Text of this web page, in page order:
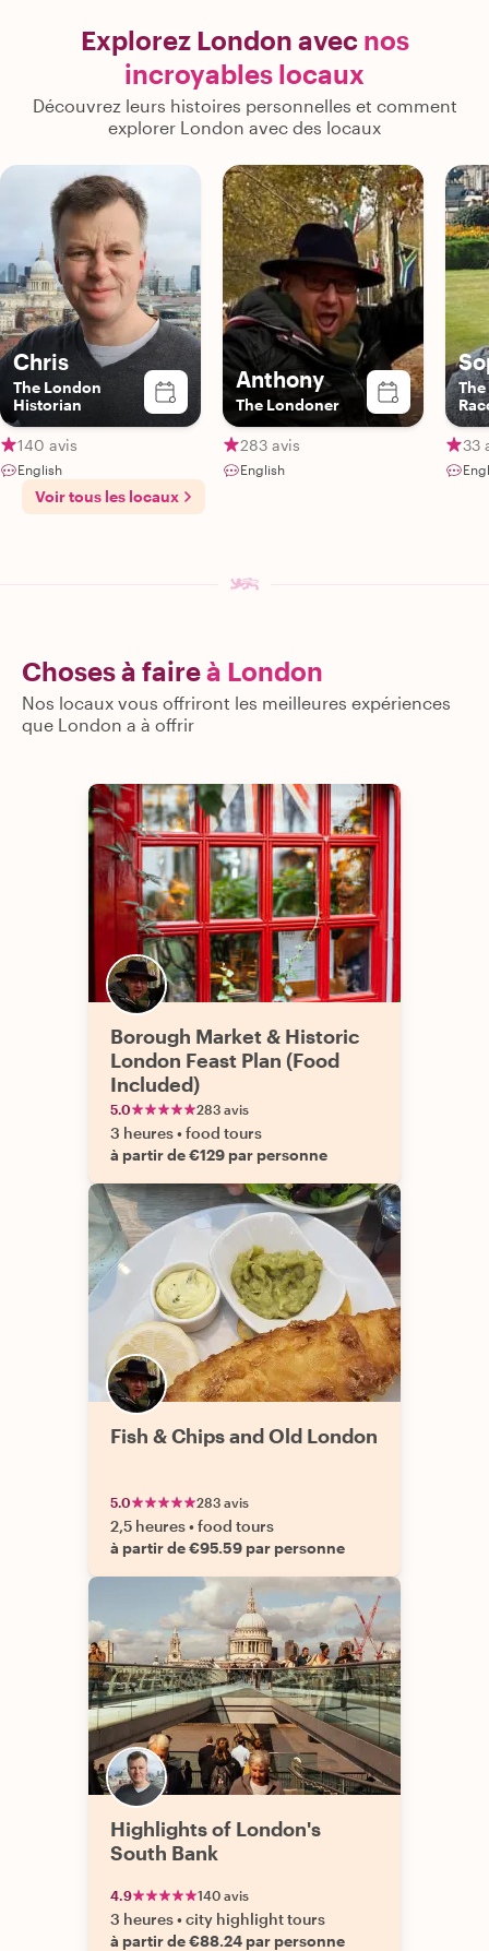
Explorez London avec nos
incroyables locaux
Découvrez leurs histoires personnelles et comment
explorer London avec des locaux
Chris
The London
Historian
140 avis
English
Anthony
The Londoner
283 avis
English
33
Voir tous les locaux
Choses à faireà London
Nos locaux vous offriront les meilleures expériences
que London a à offrir
Borough Market & Historic
London Feast Plan (Food
Included)
5.0 283 avis
3 heures•food tours
à partir de €129 par personne
Fish & Chips and Old London
5.0 283 avis
2,5 heures•food tours
à partir de €95.59 par personne
Highlights of London's
South Bank
4.9 140 avis
3 heures•city highlight tours
à partir de €88.24 par personne